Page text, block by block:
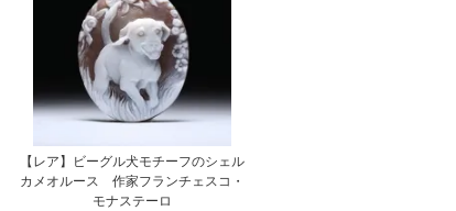
【レア】ビーグル犬モチーフのシェル
カメオルース 作家フランチェスコ・
モナステーロ